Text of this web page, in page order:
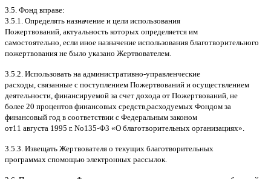
3.5. Фонд вправе:
3.5.1. Определять назначение и цели использования
Пожертвований, актуальность которых определяется им
самостоятельно, если иное назначение использования благотворительного
пожертвования не было указано Жертвователем.
3.5.2. Использовать на административно-управленческие
расходы, связанные с поступлением Пожертвований и осуществлением
деятельности, финансируемой за счет дохода от Пожертвований, не
более 20 процентов финансовых средств,расходуемых Фондом за
финансовый год в соответствии с Федеральным законом
от11 августа 1995 г. No135-ФЗ «О благотворительных организациях».
3.5.3. Извещать Жертвователя o текущих благотворительных
программах cпомощью электронных рассылок.